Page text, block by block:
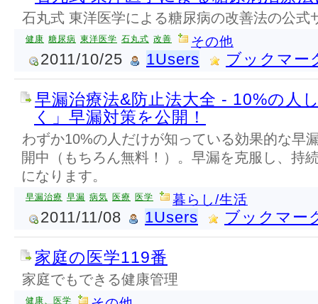
石丸式 東洋医学による糖尿病の改善法の公式
健康 糖尿病 東洋医学 石丸式 改善 その他
2011/10/25 1Users ブックマー
早漏治療法&防止法大全 - 10%の人
く」早漏対策を公開！
わずか10%の人だけが知っている効果的な早
開中（もちろん無料！）。早漏を克服し、持
になります。
早漏治療 早漏 病気 医療 医学 暮らし/生活
2011/11/08 1Users ブックマー
家庭の医学119番
家庭でもできる健康管理
健康、医学